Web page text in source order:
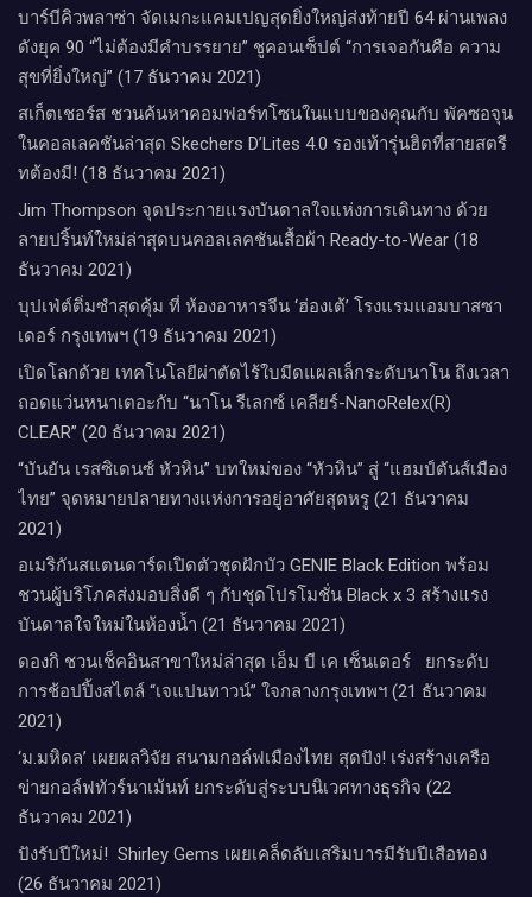
บาร์บีคิวพลาซ่า จัดเมกะแคมเปญสุดยิ่งใหญ่ส่งท้ายปี 64 ผ่านเพลง
ดังยุค 90 “ไม่ต้องมีคำบรรยาย” ชูคอนเซ็ปต์ “การเจอกันคือ ความ
สุขที่ยิ่งใหญ่” (17 ธันวาคม 2021)
สเก็ตเชอร์ส ชวนค้นหาคอมฟอร์ทโซนในแบบของคุณกับ พัคซอจุน
ในคอลเลคชันล่าสุด Skechers D’Lites 4.0 รองเท้ารุ่นฮิตที่สายสตรี
ทต้องมี! (18 ธันวาคม 2021)
Jim Thompson จุดประกายแรงบันดาลใจแห่งการเดินทาง ด้วย
ลายปริ้นท์ใหม่ล่าสุดบนคอลเลคชันเสื้อผ้า Ready-to-Wear (18
ธันวาคม 2021)
บุปเฟ่ต์ติ่มซำสุดคุ้ม ที่ ห้อง​อาหารจีน​ ‘ฮ่องเต้’ โรงแรม​แอม​บาส​ซา​
เดอร์​ กรุงเทพฯ​ (19 ธันวาคม 2021)
เปิดโลกด้วย เทคโนโลยีผ่าตัดไร้ใบมีดแผลเล็กระดับนาโน ถึงเวลา
ถอดแว่นหนาเตอะกับ “นาโน รีเลกซ์ เคลียร์-NanoRelex(R)
CLEAR” (20 ธันวาคม 2021)
“บันยัน เรสซิเดนซ์ หัวหิน” บทใหม่ของ “หัวหิน” สู่ “แฮมป์ตันส์เมือง
ไทย” จุดหมายปลายทางแห่งการอยู่อาศัยสุดหรู (21 ธันวาคม
2021)
อเมริกันสแตนดาร์ดเปิดตัวชุดฝักบัว GENIE Black Edition พร้อม
ชวนผู้บริโภคส่งมอบสิ่งดี ๆ กับชุดโปรโมชั่น Black x 3 สร้างแรง
บันดาลใจใหม่ในห้องน้ำ (21 ธันวาคม 2021)
ดองกิ ชวนเช็คอินสาขาใหม่ล่าสุด เอ็ม บี เค เซ็นเตอร์ ยกระดับ
การช้อปปิ้งสไตล์ “เจแปนทาวน์” ใจกลางกรุงเทพฯ (21 ธันวาคม
2021)
‘ม.มหิดล’ เผยผลวิจัย สนามกอล์ฟเมืองไทย สุดปัง! เร่งสร้างเครือ
ข่ายกอล์ฟทัวร์นาเม้นท์ ยกระดับสู่ระบบนิเวศทางธุรกิจ (22
ธันวาคม 2021)
ปังรับปีใหม่​! ​ Shirley Gems เผยเคล็ดลับ​เสริมบารมีรับปีเสือทอง
(26 ธันวาคม 2021)